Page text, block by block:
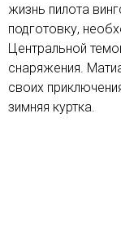
жизнь пилота
подготовку,
Центральной
снаряжения.
своих
зимняя куртка.